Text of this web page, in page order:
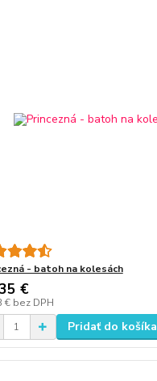
- batoh na kolesách
€
€ bez DPH
Pridať do košíka